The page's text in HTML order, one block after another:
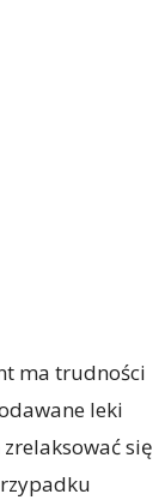
ma trudności
leki
się